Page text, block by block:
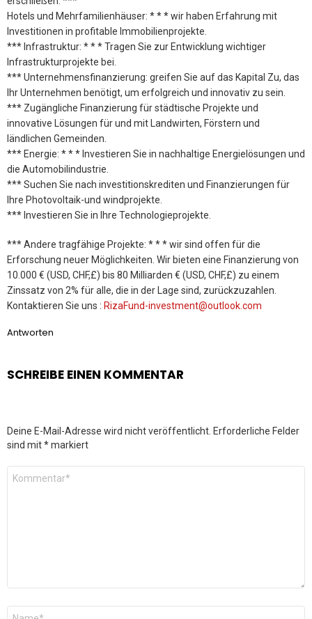
Hotels und Mehrfamilienhäuser: * * * wir haben Erfahrung mit
Investitionen in profitable Immobilienprojekte.
*** Infrastruktur: * * * Tragen Sie zur Entwicklung wichtiger
Infrastrukturprojekte bei.
*** Unternehmensfinanzierung: greifen Sie auf das Kapital Zu, das
Ihr Unternehmen benötigt, um erfolgreich und innovativ zu sein.
*** Zugängliche Finanzierung für städtische Projekte und
innovative Lösungen für und mit Landwirten, Förstern und
ländlichen Gemeinden.
*** Energie: * * * Investieren Sie in nachhaltige Energielösungen und
die Automobilindustrie.
*** Suchen Sie nach investitionskrediten und Finanzierungen für
Ihre Photovoltaik-und windprojekte.
*** Investieren Sie in Ihre Technologieprojekte.
*** Andere tragfähige Projekte: * * * wir sind offen für die
Erforschung neuer Möglichkeiten. Wir bieten eine Finanzierung von
10.000 € (USD, CHF,£) bis 80 Milliarden € (USD, CHF,£) zu einem
Zinssatz von 2% für alle, die in der Lage sind, zurückzuzahlen.
Kontaktieren Sie uns : RizaFund-investment@outlook.com
Antworten
SCHREIBE EINEN KOMMENTAR
Deine E-Mail-Adresse wird nicht veröffentlicht. Erforderliche Felder
sind mit*markiert
Kommentar
Name